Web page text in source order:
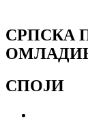
СРПСКА
СПОЈИ